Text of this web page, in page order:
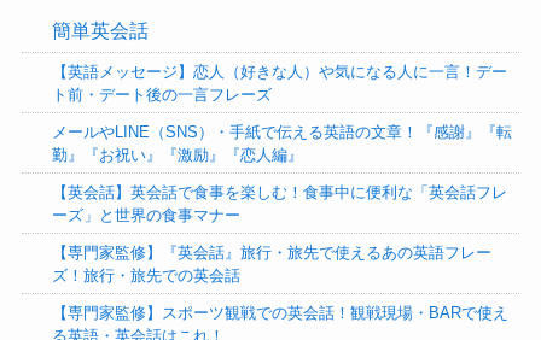
簡単英会話
【英語メッセージ】恋人（好きな人）や気になる人に一言！デー
ト前・デート後の一言フレーズ
メールやLINE（SNS）・手紙で伝える英語の文章！『感謝』『転
勤』『お祝い』『激励』『恋人編』
【英会話】英会話で食事を楽しむ！食事中に便利な「英会話フレ
ーズ」と世界の食事マナー
【専門家監修】『英会話』旅行・旅先で使えるあの英語フレー
ズ！旅行・旅先での英会話
【専門家監修】スポーツ観戦での英会話！観戦現場・BARで使え
る英語・英会話はこれ！